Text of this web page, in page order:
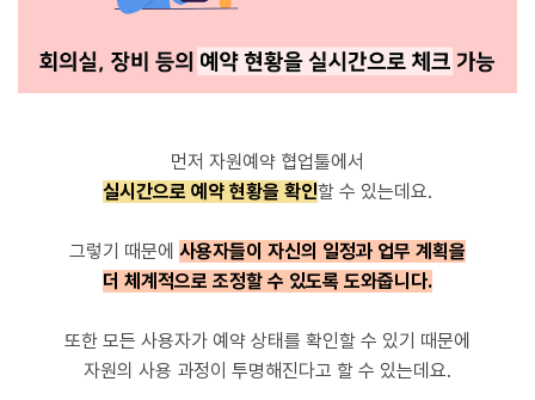
먼저 자원예약 협업툴에서
실시간으로 예약 현황을 확인할 수 있는데요.
그렇기 때문에 사용자들이 자신의 일정과 업무 계획을
더 체계적으로 조정할 수 있도록 도와줍니다.
또한 모든 사용자가 예약 상태를 확인할 수 있기 때문에
자원의 사용 과정이 투명해진다고 할 수 있는데요.